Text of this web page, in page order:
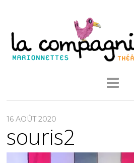
16 AOÛT 2020
souris2